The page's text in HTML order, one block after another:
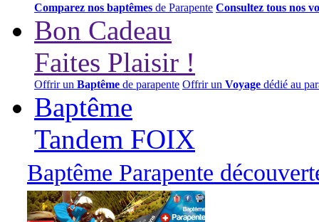
Comparez nos baptêmes de Parapente Consultez tous nos
Bon Cadeau
Faites Plaisir !
Offrir un Baptême de parapente Offrir un Voyage dédié au
Baptême
Tandem FOIX
Baptême Parapente